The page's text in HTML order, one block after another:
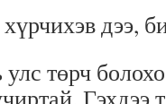
дээ,
төрч
Гэхдээ